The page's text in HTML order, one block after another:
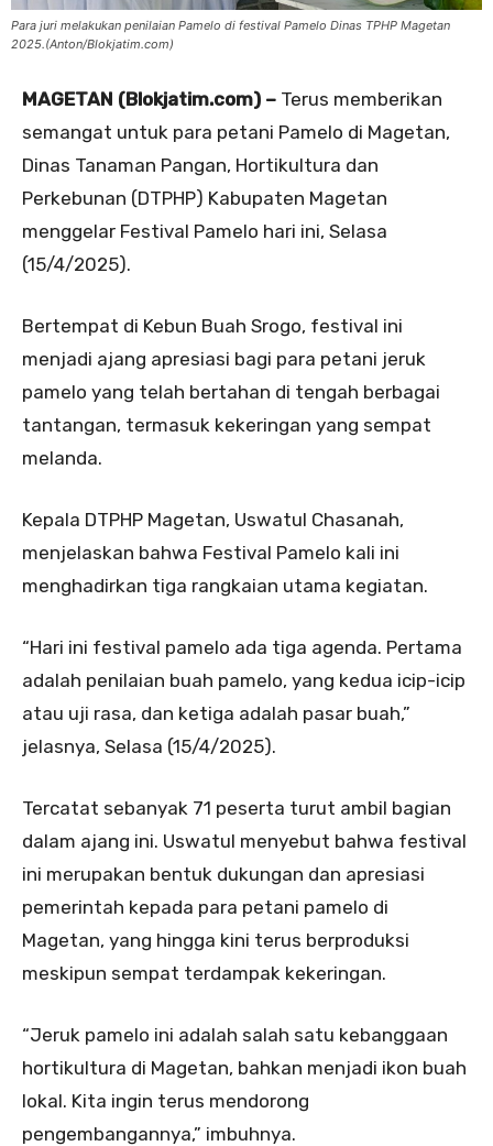
Para juri melakukan penilaian Pamelo di festival Pamelo Dinas TPHP Magetan
2025.(Anton/Blokjatim.com)
MAGETAN (Blokjatim.com) – Terus memberikan
semangat untuk para petani Pamelo di Magetan,
Dinas Tanaman Pangan, Hortikultura dan
Perkebunan (DTPHP) Kabupaten Magetan
menggelar Festival Pamelo hari ini, Selasa
(15/4/2025).
Bertempat di Kebun Buah Srogo, festival ini
menjadi ajang apresiasi bagi para petani jeruk
pamelo yang telah bertahan di tengah berbagai
tantangan, termasuk kekeringan yang sempat
melanda.
Kepala DTPHP Magetan, Uswatul Chasanah,
menjelaskan bahwa Festival Pamelo kali ini
menghadirkan tiga rangkaian utama kegiatan.
“Hari ini festival pamelo ada tiga agenda. Pertama
adalah penilaian buah pamelo, yang kedua icip-icip
atau uji rasa, dan ketiga adalah pasar buah,”
jelasnya, Selasa (15/4/2025).
Tercatat sebanyak 71 peserta turut ambil bagian
dalam ajang ini. Uswatul menyebut bahwa festival
ini merupakan bentuk dukungan dan apresiasi
pemerintah kepada para petani pamelo di
Magetan, yang hingga kini terus berproduksi
meskipun sempat terdampak kekeringan.
“Jeruk pamelo ini adalah salah satu kebanggaan
hortikultura di Magetan, bahkan menjadi ikon buah
lokal. Kita ingin terus mendorong
pengembangannya,” imbuhnya.